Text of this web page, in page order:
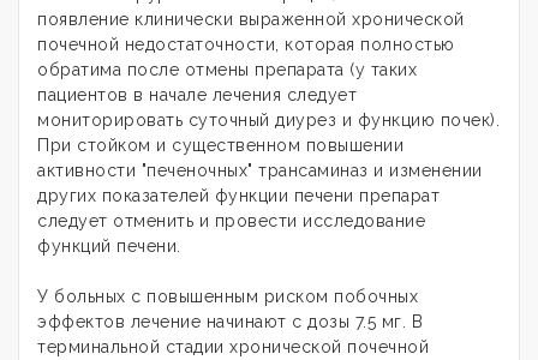
появление клинически выраженной хронической
почечной недостаточности, которая полностью
обратима после отмены препарата (у таких
пациентов в начале лечения следует
мониторировать суточный диурез и функцию почек).
При стойком и существенном повышении
активности "печеночных" трансаминаз и изменении
других показателей функции печени препарат
следует отменить и провести исследование
функций печени.
У больных с повышенным риском побочных
эффектов лечение начинают с дозы 7.5 мг. В
терминальной стадии хронической почечной